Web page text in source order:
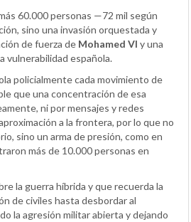
60.000 personas —72 mil según
sino una invasión orquestada y
de fuerza de Mohamed VI y una
vulnerabilidad española.
policialmente cada movimiento de
que una concentración de esa
ni por mensajes y redes
a la frontera, por lo que no
sino un arma de presión, como en
más de 10.000 personas en
la guerra híbrida y que recuerda la
de civiles hasta desbordar al
la agresión militar abierta y dejando